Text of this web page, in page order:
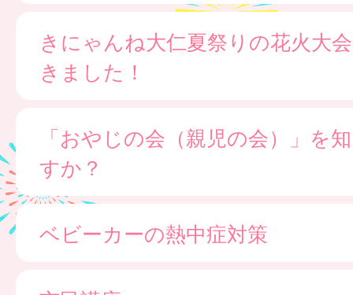
きにゃんね大仁夏祭りの花火大
きました！
「おやじの会（親児の会）」を
すか？
ベビーカーの熱中症対策